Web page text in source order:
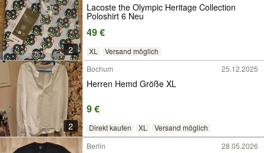
2
Lacoste the Olympic Heritage Collection
Poloshirt 6 Neu
49 €
XL Versand möglich
2
Bochum 25.12.2025
Herren Hemd Größe XL
9 €
Direkt kaufen XL Versand möglich
Berlin 28.05.2026